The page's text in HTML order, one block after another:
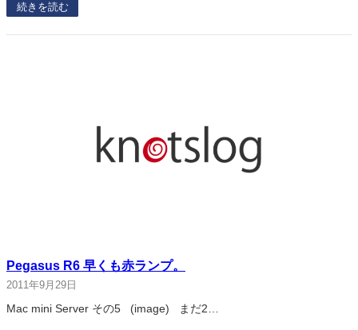
続きを読む
Pegasus R6 早くも赤ランプ。
2011年9月29日
Mac mini Server その5 (image) まだ2…